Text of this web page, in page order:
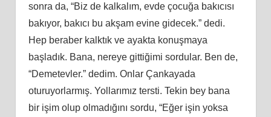
sonra da, “Biz de kalkalım, evde çocuğa bakıcısı
bakıyor, bakıcı bu akşam evine gidecek.” dedi.
Hep beraber kalktık ve ayakta konuşmaya
başladık. Bana, nereye gittiğimi sordular. Ben de,
“Demetevler.” dedim. Onlar Çankayada
oturuyorlarmış. Yollarımız tersti. Tekin bey bana
bir işim olup olmadığını sordu, “Eğer işin yoksa